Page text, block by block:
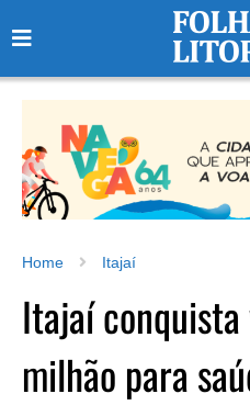
Home Itajaí
Itajaí conquista
milhão para